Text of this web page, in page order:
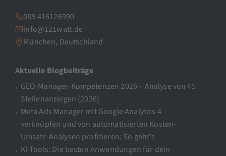
089 416126990
info@121watt.de
München, Deutschland
Aktuelle Blogbeiträge
GEO-Manager-Kompetenzen 2026 – Analyse von 45
Stellenanzeigen (2026)
Meta Ads Manager mit Google Analytics 4
verknüpfen und von automatisierten Kosten-
Umsatz-Analysen profitieren: So geht’s
KI-Tools: Die besten Anwendungen für dein